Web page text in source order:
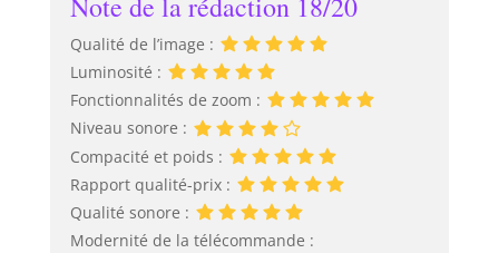
Qualité de l’image :
Luminosité :
Fonctionnalités de zoom :
Niveau sonore :
Compacité et poids :
Rapport qualité-prix :
Qualité sonore :
Modernité de la télécommande :